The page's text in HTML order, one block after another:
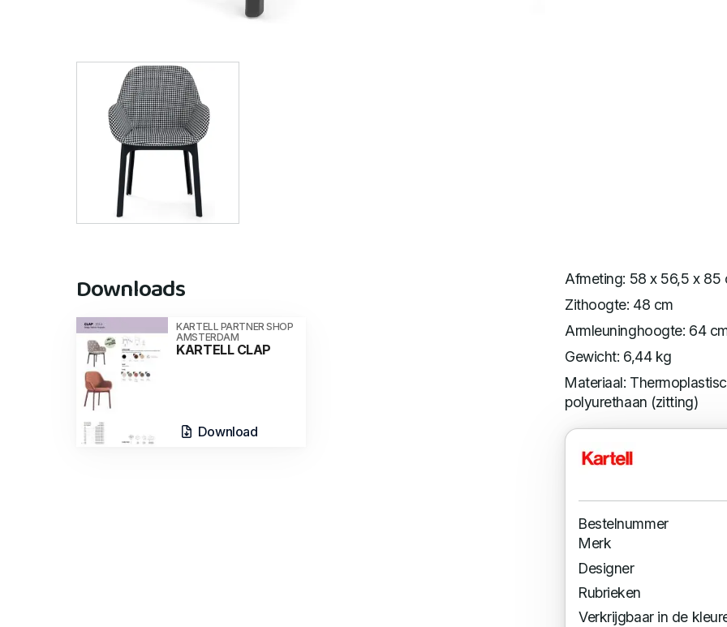
Downloads
KARTELL PARTNER SHOP
AMSTERDAM
KARTELL CLAP
Download
Afmeting: 58 x 56,5 x 85
Zithoogte: 48 cm
Armleuninghoogte: 64
Gewicht: 6,44 kg
Materiaal:
polyurethaan (zitting)
Bestelnummer
Merk
Designer
Rubrieken
Verkrijgbaar in de